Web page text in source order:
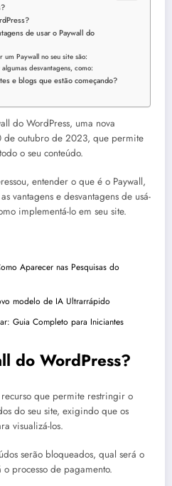
de usar o Paywall do
Paywall no seu site são:
desvantagens, como:
e blogs que estão começando?
do WordPress, uma nova
de outubro de 2023, que permite
o seu conteúdo.
entender o que é o Paywall,
vantagens e desvantagens de usá-
implementá-lo em seu site.
Aparecer nas Pesquisas do
modelo de IA Ultrarrápido
Guia Completo para Iniciantes
do WordPress?
que permite restringir o
do seu site, exigindo que os
visualizá-los.
serão bloqueados, qual será o
processo de pagamento.